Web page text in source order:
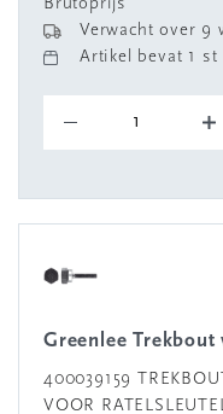
Brutoprijs
Verwacht over 9
Artikel bevat 1 st
Greenlee
400039159
VOOR